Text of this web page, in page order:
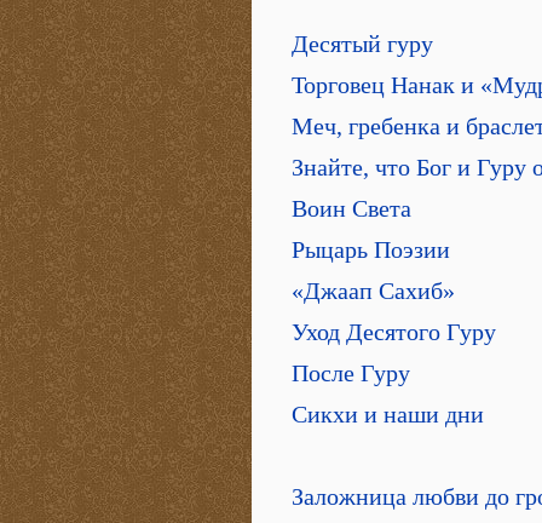
Десятый гуру
Торговец Нанак и
Меч, гребенка и
Знайте, что Бог и Гуру
Воин Света
Рыцарь Поэзии
«Джаап Сахиб»
Уход Десятого Гуру
После Гуру
Сикхи и наши дни
Заложница любви до